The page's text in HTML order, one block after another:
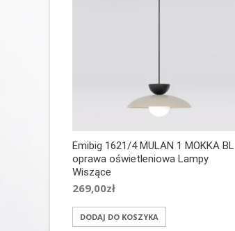
Emibig 1621/4 MULAN 1 MOKKA BL
oprawa oświetleniowa Lampy
Wiszące
269,00zł
DODAJ DO KOSZYKA